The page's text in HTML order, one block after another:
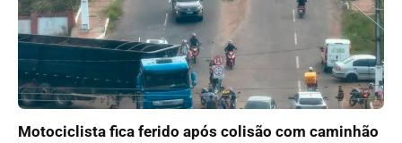
Motociclista fica ferido após colisão com caminhão